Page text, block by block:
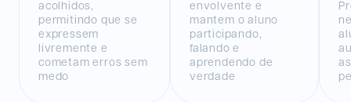
acolhidos,
permitindo que se
expressem
livremente e
cometam erros sem
medo
envolvente e
mantem o aluno
participando,
falando e
aprendendo de
verdade